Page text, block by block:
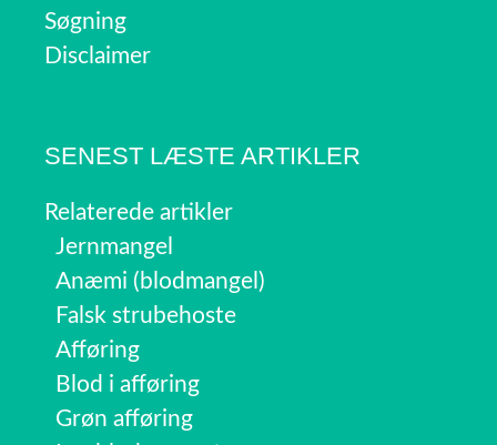
Søgning
Disclaimer
SENEST LÆSTE ARTIKLER
Relaterede artikler
Jernmangel
Anæmi (blodmangel)
Falsk strubehoste
Afføring
Blod i afføring
Grøn afføring